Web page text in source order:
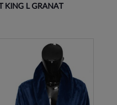
KING L GRANAT